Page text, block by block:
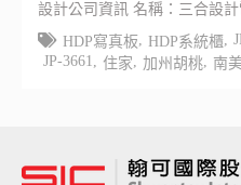
設計公司資訊 名稱：三合設計
HDP寫真板, HDP系統櫃,
JP-3661, 住家, 加州胡桃, 南